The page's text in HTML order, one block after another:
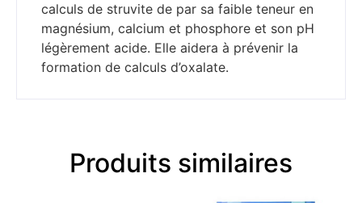
calculs de struvite de par sa faible teneur en
magnésium, calcium et phosphore et son pH
légèrement acide. Elle aidera à prévenir la
formation de calculs d’oxalate.
Produits similaires